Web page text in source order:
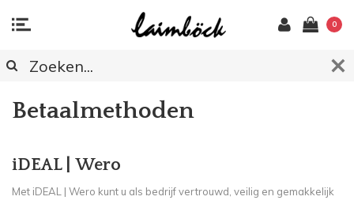
0
Betaalmethoden
iDEAL | Wero
Met iDEAL | Wero kunt u als bedrijf vertrouwd, veilig en gemakkelijk